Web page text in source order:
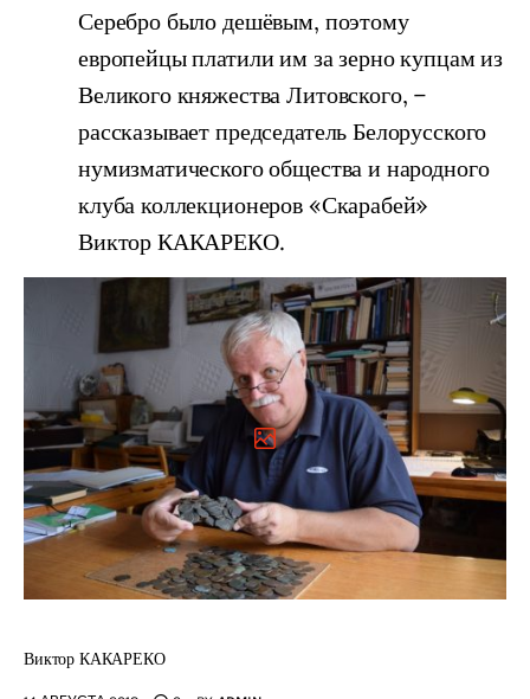
Серебро было дешёвым, поэтому
европейцы платили им за зерно купцам из
Великого княжества Литовского, –
рассказывает председатель Белорусского
нумизматического общества и народного
клуба коллекционеров «Скарабей»
Виктор КАКАРЕКО.
Виктор КАКАРЕКО